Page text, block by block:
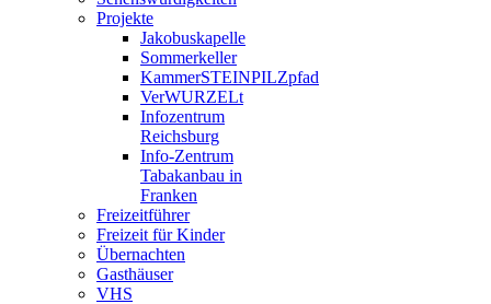
Projekte
Jakobuskapelle
Sommerkeller
KammerSTEINPILZpfad
VerWURZELt
Infozentrum
Reichsburg
Info-Zentrum
Tabakanbau in
Franken
Freizeitführer
Freizeit für Kinder
Übernachten
Gasthäuser
VHS